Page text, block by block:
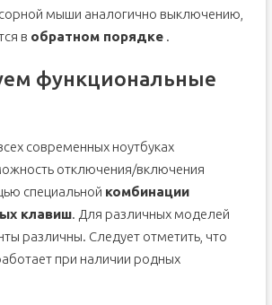
мыши аналогично выключению,
в обратном порядке.
функциональные
современных ноутбуках
отключения/включения
специальной комбинации
клавиш. Для различных моделей
различны. Следует отметить, что
при наличии родных